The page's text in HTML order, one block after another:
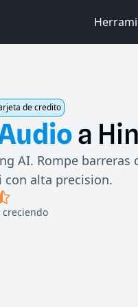
de credito
a
AI. Rompe barreras
con alta precision.
creciendo